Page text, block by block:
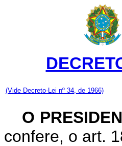
(Vide Decreto-Lei nº 34, de 1966)
O
confere, o art.